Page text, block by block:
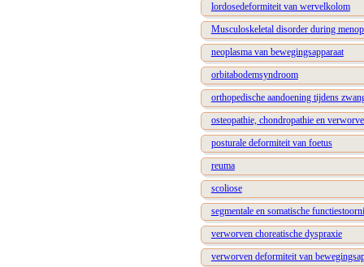
lordosedeformiteit van wervelkolom
Musculoskeletal disorder during
neoplasma van bewegingsapparaat
orbitabodemsyndroom
orthopedische aandoening tijdens
osteopathie, chondropathie en
posturale deformiteit van foetus
reuma
scoliose
segmentale en somatische
verworven choreatische dyspraxie
verworven deformiteit van